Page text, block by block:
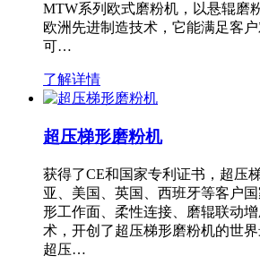
MTW系列欧式磨粉机，以悬辊磨
欧洲先进制造技术，它能满足客
可…
了解详情
超压梯形磨粉机
获得了CE和国家专利证书，超压
亚、美国、英国、西班牙等客户
形工作面、柔性连接、磨辊联动
术，开创了超压梯形磨粉机的世
超压…